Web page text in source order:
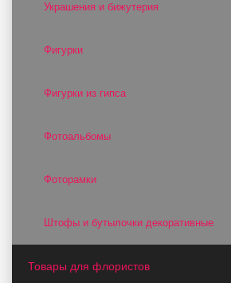
Украшения и бижутерия
Фигурки
Фигурки из гипса
Фотоальбомы
Фоторамки
Штофы и бутылочки декоративные
Товары для флористов